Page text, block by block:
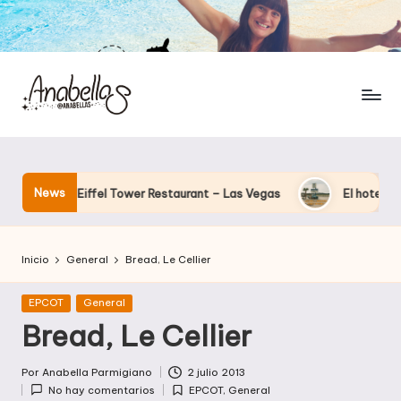
News
el Eiffel Tower Restaurant – Las Vegas El hotel que
Inicio General Bread, Le Cellier
Publicada
EPCOT General
Bread, Le Cellier
Publicado
por
Por Anabella Parmigiano
2 julio 2013
No hay comentarios
Publicada
EPCOT, General